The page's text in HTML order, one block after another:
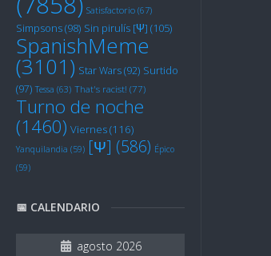
Satisfactorio (67)
Simpsons(98) Sin pirulís [Ψ] (105)
SpanishMeme
(3101) Star Wars(92) Surtido
(97) Tessa (63) That's racist! (77)
Turno de noche
(1460) Viernes(116)
Yanquilandia (59) [Ψ] (586) Épico
(59)
📅 CALENDARIO
agosto 2026